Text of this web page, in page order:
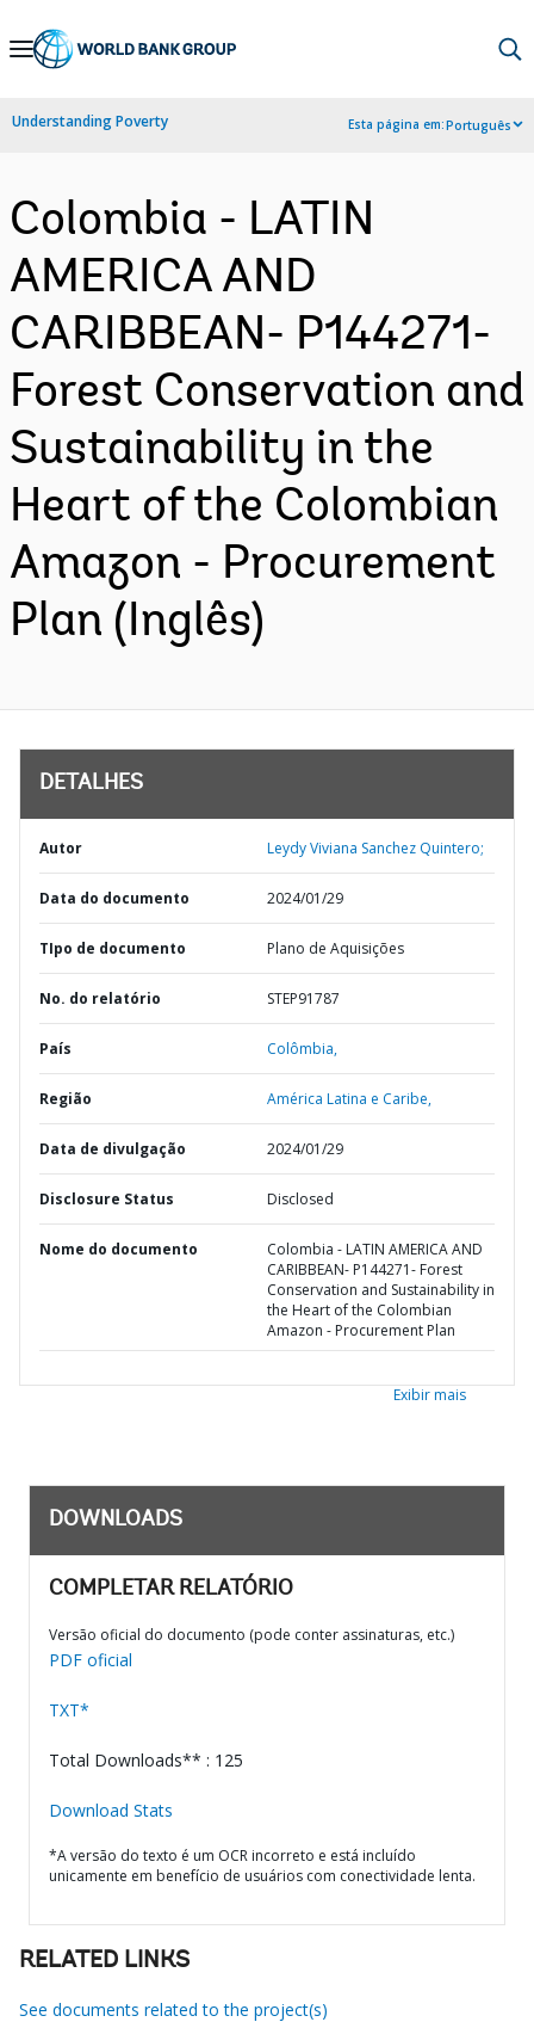
Skip
Navigation
Understanding Poverty Esta página em:Português
Colombia - LATIN
AMERICA AND
CARIBBEAN- P144271-
Forest Conservation and
Sustainability in the
Heart of the Colombian
Amazon - Procurement
Plan (Inglês)
DETALHES
Autor Leydy Viviana Sanchez Quintero;
Data do documento 2024/01/29
TIpo de documento Plano de Aquisições
No. do relatório STEP91787
País Colômbia,
Região América Latina e Caribe,
Data de divulgação 2024/01/29
Disclosure Status Disclosed
Nome do documento
Colombia - LATIN AMERICA AND
CARIBBEAN- P144271- Forest
Conservation and Sustainability in
the Heart of the Colombian
Amazon - Procurement Plan
Exibir mais
DOWNLOADS
COMPLETAR RELATÓRIO
Versão oficial do documento (pode conter assinaturas, etc.)
PDF oficial
TXT*
Total Downloads** : 125
Download Stats
*A versão do texto é um OCR incorreto e está incluído
unicamente em benefício de usuários com conectividade lenta.
RELATED LINKS
See documents related to the project(s)